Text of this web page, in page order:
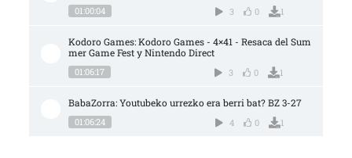
01:00:04 3 0 1
Kodoro Games: Kodoro Games - 4×41 - Resaca del Sum
mer Game Fest y Nintendo Direct
01:06:17 3 0 1
BabaZorra: Youtubeko urrezko era berri bat? BZ 3-27
01:06:24 4 0 1